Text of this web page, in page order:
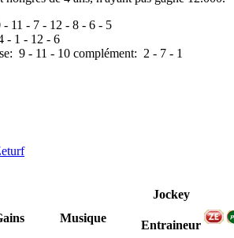
- 11 - 7 - 12 - 8 - 6 - 5
- 1 - 12 - 6
9 - 11 - 10 complément: 2 - 7 - 1
Musique
Jockey
Entraineur